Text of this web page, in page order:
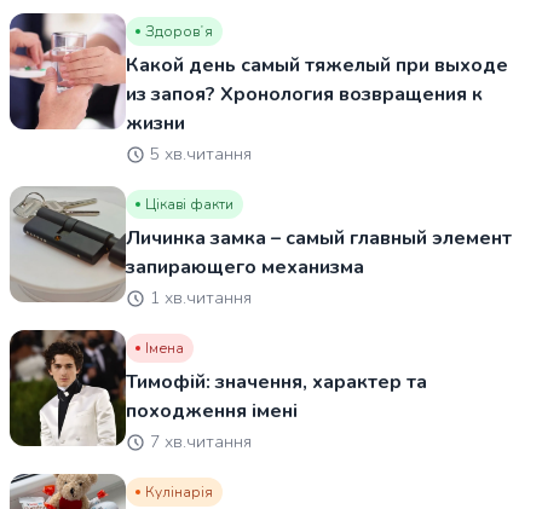
Здоровʼя
Какой день самый тяжелый при выходе
из запоя? Хронология возвращения к
жизни
5 хв.читання
Цікаві факти
Личинка замка – самый главный элемент
запирающего механизма
1 хв.читання
Імена
Тимофій: значення, характер та
походження імені
7 хв.читання
Кулінарія